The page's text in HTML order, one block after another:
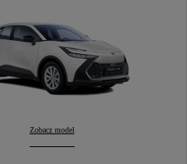
Toyota C-HR:
Zobacz model